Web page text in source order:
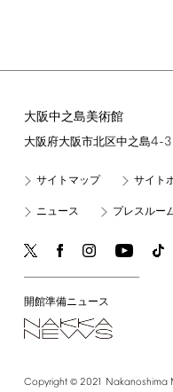
大阪中之島美術館
大阪府大阪市北区中之島4-
サイトマップ サイト
ニュース プレスルー
開館準備ニュース
Copyright© 2021 Nakanoshima